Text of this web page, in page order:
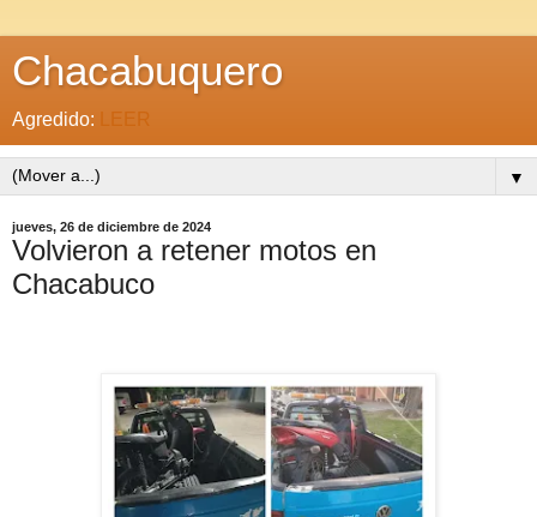
Chacabuquero
Agredido: LEER
▼
jueves, 26 de diciembre de 2024
Volvieron a retener motos en
Chacabuco